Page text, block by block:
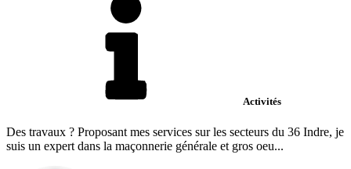
Activités
Des travaux ? Proposant mes services sur les secteurs du 36 Indre, je
suis un expert dans la maçonnerie générale et gros oeu...